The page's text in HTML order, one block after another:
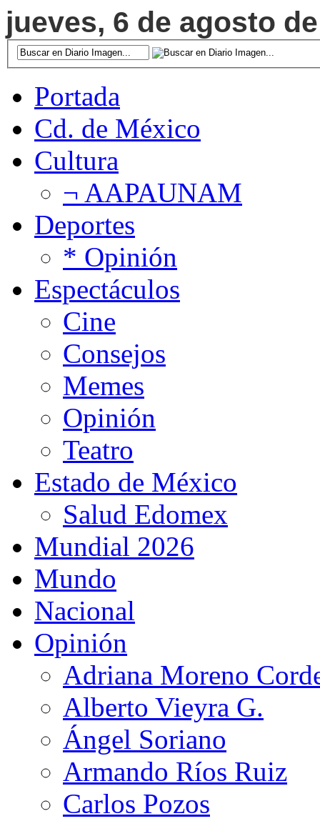
jueves, 6 de agosto
Portada
Cd. de México
Cultura
¬ AAPAUNAM
Deportes
* Opinión
Espectáculos
Cine
Consejos
Memes
Opinión
Teatro
Estado de México
Salud Edomex
Mundial 2026
Mundo
Nacional
Opinión
Adriana Moreno
Alberto Vieyra G.
Ángel Soriano
Armando Ríos Ruiz
Carlos Pozos